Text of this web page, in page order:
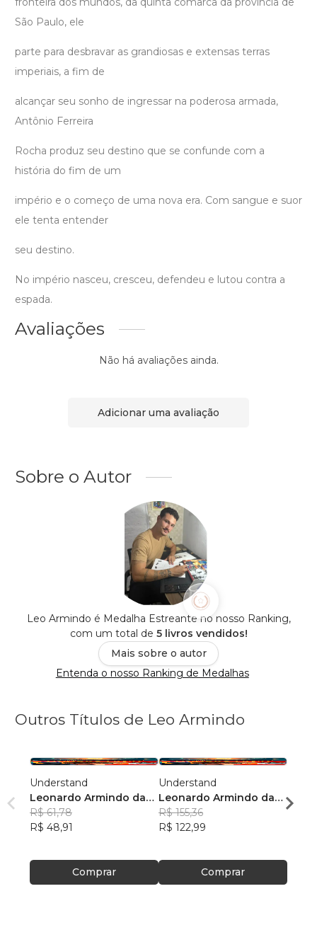
São Paulo, ele
parte para desbravar as grandiosas e extensas terras
imperiais, a fim de
alcançar seu sonho de ingressar na poderosa armada,
Antônio Ferreira
Rocha produz seu destino que se confunde com a
história do fim de um
império e o começo de uma nova era. Com sangue e suor
ele tenta entender
seu destino.
No império nasceu, cresceu, defendeu e lutou contra a
espada.
Avaliações
Não há avaliações ainda.
Adicionar uma avaliação
Sobre o Autor
Leo Armindo é Medalha Estreante no nosso Ranking,
com um total de 5 livros vendidos!
Mais sobre o autor
Entenda o nosso Ranking de Medalhas
Outros Títulos de Leo Armindo
Understand
Leonardo Armindo da
Silva
R$ 61,78
R$ 48,91
Comprar
Understand
Leonardo Armindo da
Silva
R$ 155,36
R$ 122,99
Comprar
Silva
R$